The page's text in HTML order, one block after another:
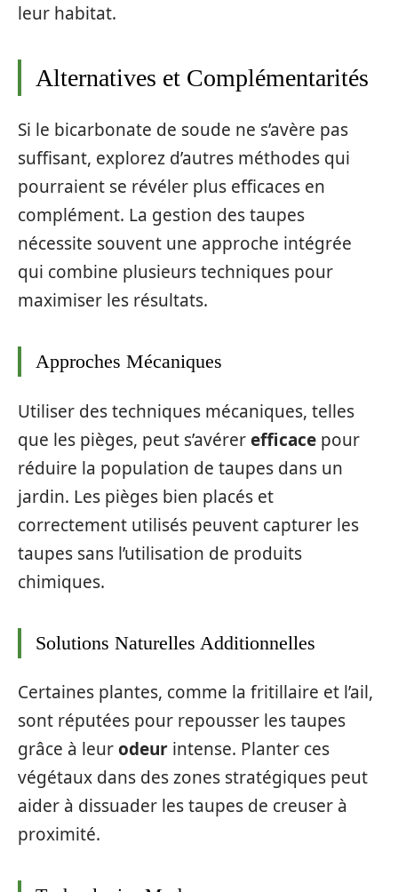
leur habitat.
Alternatives et Complémentarités
Si le bicarbonate de soude ne s’avère pas
suffisant, explorez d’autres méthodes qui
pourraient se révéler plus efficaces en
complément. La gestion des taupes
nécessite souvent une approche intégrée
qui combine plusieurs techniques pour
maximiser les résultats.
Approches Mécaniques
Utiliser des techniques mécaniques, telles
que les pièges, peut s’avérerefficace pour
réduire la population de taupes dans un
jardin. Les pièges bien placés et
correctement utilisés peuvent capturer les
taupes sans l’utilisation de produits
chimiques.
Solutions Naturelles Additionnelles
Certaines plantes, comme la fritillaire et l’ail,
sont réputées pour repousser les taupes
grâce à leurodeur intense. Planter ces
végétaux dans des zones stratégiques peut
aider à dissuader les taupes de creuser à
proximité.